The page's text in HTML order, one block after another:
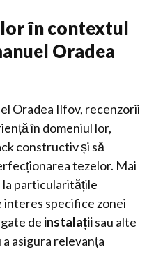
în contextul
Oradea
Oradea Ilfov, recenzorii
în domeniul lor,
constructiv și să
tezelor. Mai
la particularitățile
interes specifice zonei
de instalațiisau alte
asigura relevanța